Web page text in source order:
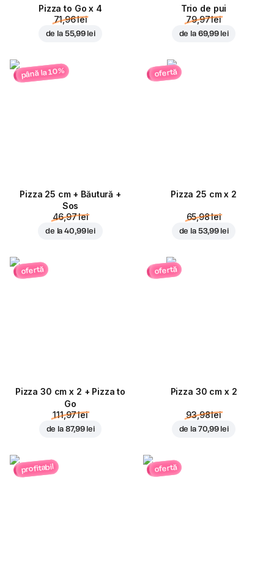
Pizza to Go x 4
71,96 lei
de la 55,99 lei
Trio de pui
79,97 lei
de la 69,99 lei
până la 10%
Pizza 25 cm + Băutură +
Sos
46,97 lei
de la40,99 lei
ofertă
Pizza 25 cm x 2
65,98 lei
de la 53,99 lei
ofertă
Pizza 30 cm x 2 + Pizza to
Go
111,97 lei
de la 87,99 lei
ofertă
Pizza 30 cm x 2
93,98 lei
de la 70,99 lei
profitabil ofertă